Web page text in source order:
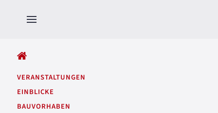
VERANSTALTUNGEN
EINBLICKE
BAUVORHABEN